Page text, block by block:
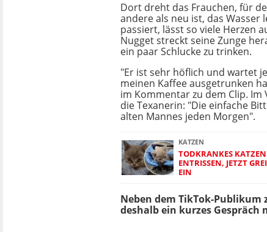
Dort dreht das Frauchen, für
andere als neu ist, das Wasser
passiert, lässt so viele Herzen
Nugget streckt seine Zunge
ein paar Schlucke zu trinken.
"Er ist sehr höflich und wartet
meinen Kaffee ausgetrunken
im Kommentar zu dem Clip.
die Texanerin: "Die einfache
alten Mannes jeden Morgen".
KATZEN
TODKRANKES
ENTRISSEN, JETZT
EIN
Neben dem TikTok-Publikum
deshalb ein kurzes Gespräch